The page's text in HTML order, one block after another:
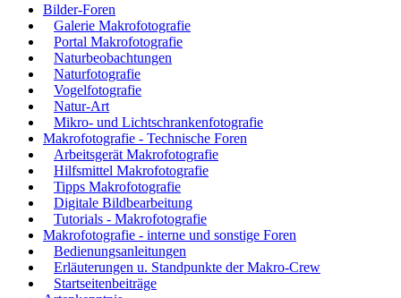
Bilder-Foren
Galerie Makrofotografie
Portal Makrofotografie
Naturbeobachtungen
Naturfotografie
Vogelfotografie
Natur-Art
Mikro- und Lichtschrankenfotografie
Makrofotografie - Technische Foren
Arbeitsgerät Makrofotografie
Hilfsmittel Makrofotografie
Tipps Makrofotografie
Digitale Bildbearbeitung
Tutorials - Makrofotografie
Makrofotografie - interne und sonstige Foren
Bedienungsanleitungen
Erläuterungen u. Standpunkte der Makro-Crew
Startseitenbeiträge